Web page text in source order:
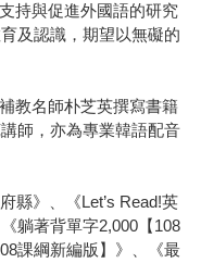
持與促進外國語的研究
及認識，期望以無礙的
教名師朴芝英撰寫書籍
師，亦為專業韓語配音
縣》、《Let’s Read!英
躺著背單字2,000【108
課綱新編版】》、《最